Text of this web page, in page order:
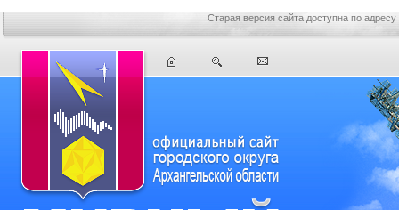
Старая версия сайта доступна по адресу